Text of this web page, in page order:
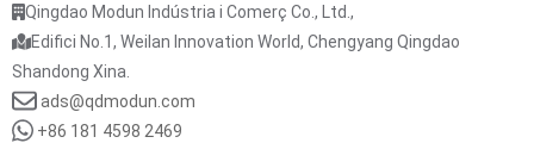
Qingdao Modun Indústria i Comerç Co., Ltd.,
Edifici No.1, Weilan Innovation World, Chengyang Qingdao
Shandong Xina.
ads@qdmodun.com
+86 181 4598 2469